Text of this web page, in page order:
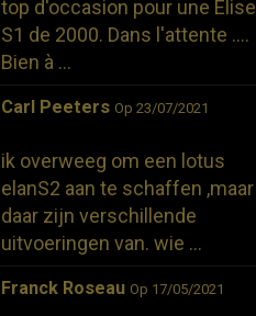
top d'occasion pour une Elise
S1 de 2000. Dans l'attente ....
Bien à ...
Carl Peeters Op 23/07/2021
ik overweeg om een lotus
elanS2 aan te schaffen ,maar
daar zijn verschillende
uitvoeringen van. wie ...
Franck Roseau Op 17/05/2021